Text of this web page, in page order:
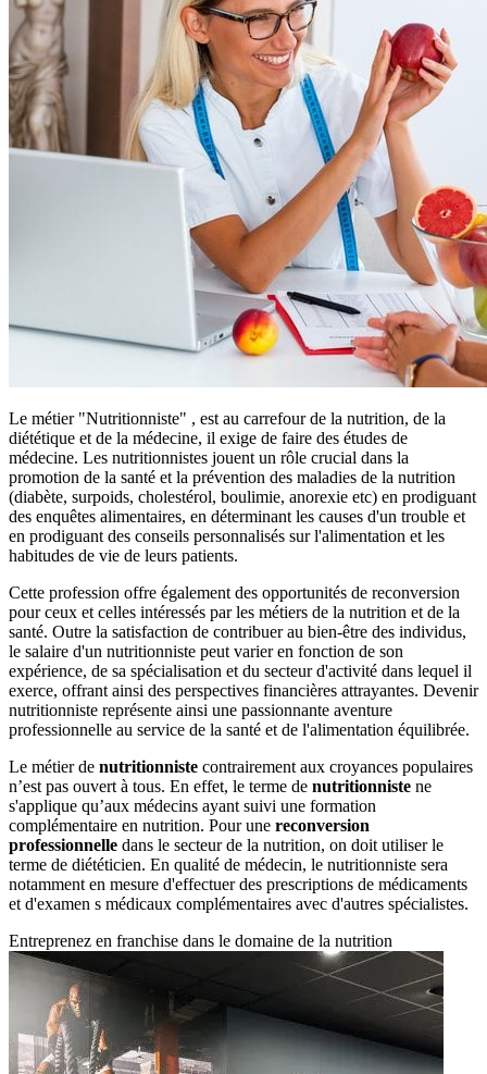
Le métier "Nutritionniste" , est au carrefour de la nutrition, de la
diététique et de la médecine, il exige de faire des études de
médecine. Les nutritionnistes jouent un rôle crucial dans la
promotion de la santé et la prévention des maladies de la nutrition
(diabète, surpoids, cholestérol, boulimie, anorexie etc) en prodiguant
des enquêtes alimentaires, en déterminant les causes d'un trouble et
en prodiguant des conseils personnalisés sur l'alimentation et les
habitudes de vie de leurs patients.
Cette profession offre également des opportunités de reconversion
pour ceux et celles intéressés par les métiers de la nutrition et de la
santé. Outre la satisfaction de contribuer au bien-être des individus,
le salaire d'un nutritionniste peut varier en fonction de son
expérience, de sa spécialisation et du secteur d'activité dans lequel il
exerce, offrant ainsi des perspectives financières attrayantes. Devenir
nutritionniste représente ainsi une passionnante aventure
professionnelle au service de la santé et de l'alimentation équilibrée.
Le métier de nutritionniste contrairement aux croyances populaires
n’est pas ouvert à tous. En effet, le terme de nutritionniste ne
s'applique qu’aux médecins ayant suivi une formation
complémentaire en nutrition. Pour une reconversion
professionnelle dans le secteur de la nutrition, on doit utiliser le
terme de diététicien. En qualité de médecin, le nutritionniste sera
notamment en mesure d'effectuer des prescriptions de médicaments
et d'examen s médicaux complémentaires avec d'autres spécialistes.
Entreprenez en franchise dans le domaine de la nutrition